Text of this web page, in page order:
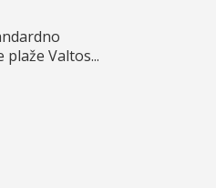
Valtos...